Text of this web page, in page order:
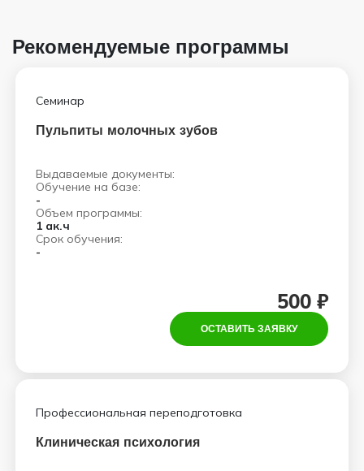
Рекомендуемые программы
Семинар
Пульпиты молочных зубов
Выдаваемые документы:
Обучение на базе:
-
Объем программы:
1 ак.ч
Срок обучения:
-
500 ₽
ОСТАВИТЬ ЗАЯВКУ
Профессиональная переподготовка
Клиническая психология